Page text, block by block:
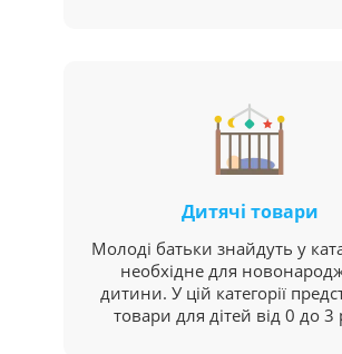
Дитячі товари
Молоді батьки знайдуть у
необхідне для
дитини. У цій категорії
товари для дітей від 0 до 3